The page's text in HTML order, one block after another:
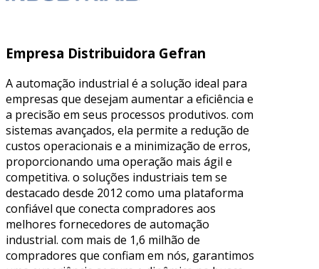
Empresa Distribuidora Gefran
A automação industrial é a solução ideal para
empresas que desejam aumentar a eficiência e
a precisão em seus processos produtivos. com
sistemas avançados, ela permite a redução de
custos operacionais e a minimização de erros,
proporcionando uma operação mais ágil e
competitiva. o soluções industriais tem se
destacado desde 2012 como uma plataforma
confiável que conecta compradores aos
melhores fornecedores de automação
industrial. com mais de 1,6 milhão de
compradores que confiam em nós, garantimos